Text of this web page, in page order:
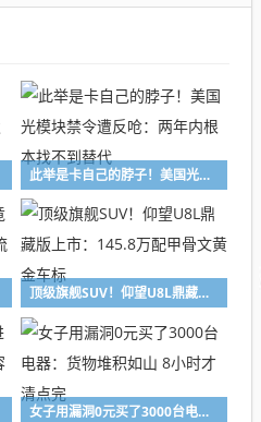
此举是卡自己的脖子！美国光模块禁令遭反呛：两年内根本找不到替代
顶级旗舰SUV！仰望U8L鼎藏版上市：145.8万配甲骨文黄金车标
女子用漏洞0元买了3000台电器：货物堆积如山 8小时才清点完